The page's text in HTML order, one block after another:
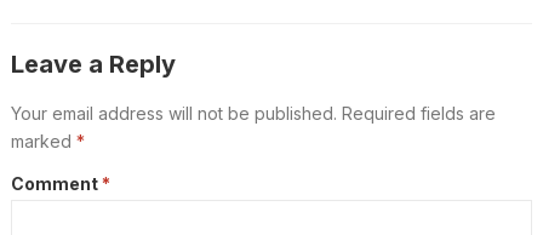
Leave a Reply
Your email address will not be published. Required fields are
marked *
Comment *